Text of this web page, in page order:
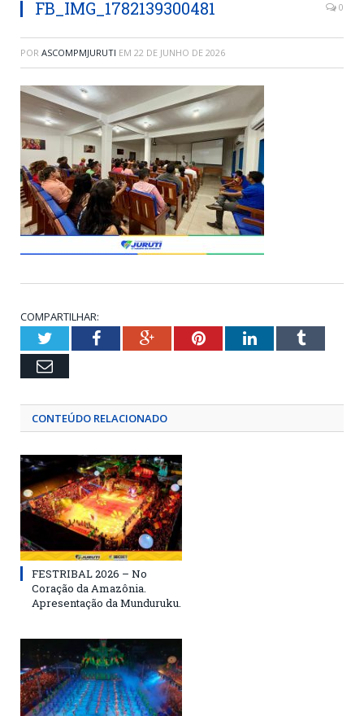
FB_IMG_1782139300481 0
POR ASCOMPMJURUTI EM 22 DE JUNHO DE 2026
COMPARTILHAR:
TwitterFacebookGoogle+PinterestLinkedInTumblr
Email
CONTEÚDO RELACIONADO
FESTRIBAL 2026 – No
Coração da Amazônia.
Apresentação da Munduruku.